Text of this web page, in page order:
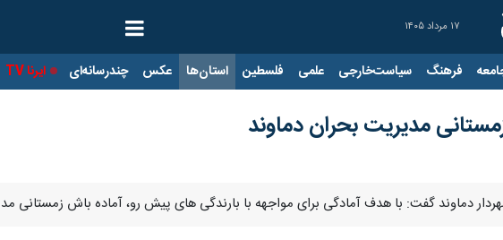
۱۷ مرداد ۱۴۰۵
فرهنگ سیاست‌خارجی علمی فلسطین استان‌ها عکس چندرسانه‌ای ایرنا TV
مدیریت بحران دماوند
دماوند گفت: با هدف آمادگی برای مواجهه با بارندگی های پیش رو، آماده باش زمستانی